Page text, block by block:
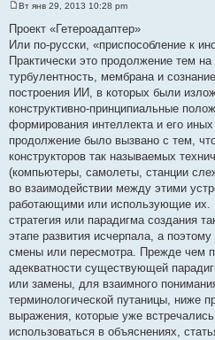
о
б
е
н
е
Вт янв 29, 2013 10:28 pm
Проект «Гетероадаптер»
Или по-русски, «приспособление к
Практически это продолжение тем
турбулентность, мембрана и
построения ИИ, в которых были
конструктивно-принципиальные
формирования интеллекта и его
продолжение было вызвано с тем,
конструкторов так называемых
(компьютеры, самолеты, станции
во взаимодействии между этими
работающими или использующие их.
стратегия или парадигма создания
этапе развития исчерпала, а
смены или пересмотра. Прежде чем
адекватности существующей
или замены, для взаимного
терминологической путаницы, ниже
выражения, которые уже
использоваться в объяснениях,